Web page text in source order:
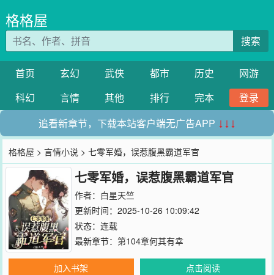
格格屋
搜索
首页 玄幻 武侠 都市 历史
网游
科幻
言情 其他 排行 完本
登录
追看新章节，下载本站客户端无广告APP ↓↓↓
格格屋 >言情小说 > 七零军婚，误惹腹黑霸道军官
七零军婚，误惹腹黑霸道军官
作者： 白星天竺
更新时间：2025-10-26 10:09:42
状态：连载
最新章节： 第104章何其有幸
加入书架
点击阅读